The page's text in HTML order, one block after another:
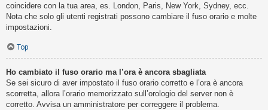
coincidere con la tua area, es. London, Paris, New York, Sydney, ecc.
Nota che solo gli utenti registrati possono cambiare il fuso orario e molte
impostazioni.
Top
Ho cambiato il fuso orario ma l’ora è ancora sbagliata
Se sei sicuro di aver impostato il fuso orario corretto e l’ora è ancora
scorretta, allora l’orario memorizzato sull’orologio del server non è
corretto. Avvisa un amministratore per correggere il problema.